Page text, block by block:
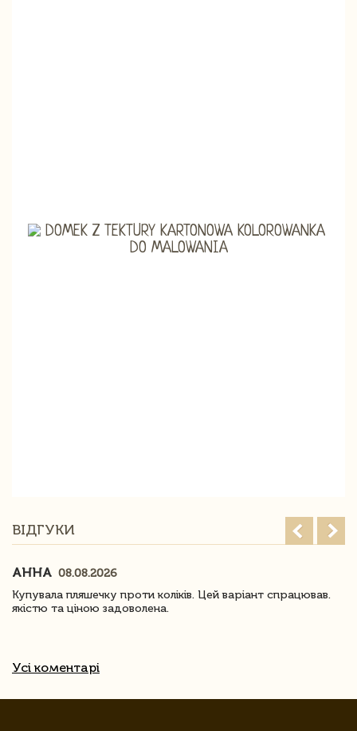
ВІДГУКИ
АННА 08.08.2026
Купувала пляшечку проти коліків. Цей варіант спрацював.
якістю та ціною задоволена.
Усі коментарі